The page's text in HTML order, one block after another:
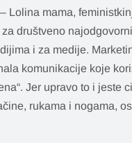
Lolina mama,
društveno
i za medije.
komunikacije koje
Jer upravo to i
rukama i nogama,